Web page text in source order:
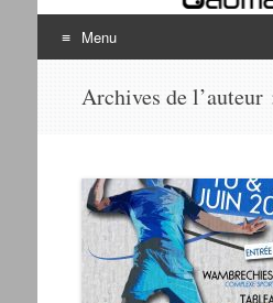
Menu
Archives de l’auteur